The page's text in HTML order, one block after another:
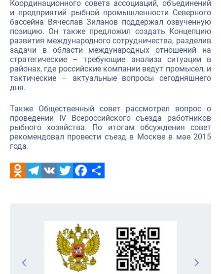
Координационного совета ассоциаций, объединений
и предприятий рыбной промышленности Северного
бассейна Вячеслав Зиланов поддержал озвученную
позицию. Он также предложил создать Концепцию
развития международного сотрудничества, разделив
задачи в области международных отношений на
стратегические – требующие анализа ситуации в
районах, где российские компании ведут промысел, и
тактические – актуальные вопросы сегодняшнего
дня.
Также Общественный совет рассмотрел вопрос о
проведении IV Всероссийского съезда работников
рыбного хозяйства. По итогам обсуждения совет
рекомендовал провести съезд в Москве в мае 2015
года.